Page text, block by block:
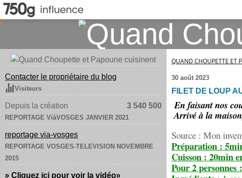
Contacter le propriétaire du blog
Visiteurs
Depuis la création 3 540 500
REPORTAGE ViàVOSGES JANVIER 2021
reportage via-vosges
REPORTAGE VOSGES-TELEVISION NOVEMBRE
2015
» Cliquez ici pour voir la vidéo»
QUAND CHOUPETTE ET
30 août 2023
FILET DE LOUP
En faisant nos
Arrivé à la
Source : Mon
Préparation :
Cuisson : 20min
Pour 2 personnes :